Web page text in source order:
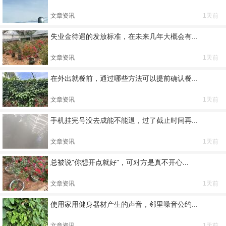
文章资讯 1天前
失业金待遇的发放标准，在未来几年大概会有...
文章资讯 1天前
在外出就餐前，通过哪些方法可以提前确认餐...
文章资讯 1天前
手机挂完号没去成能不能退，过了截止时间再...
文章资讯 1天前
总被说"你想开点就好"，可对方是真不开心...
文章资讯 1天前
使用家用健身器材产生的声音，邻里噪音公约...